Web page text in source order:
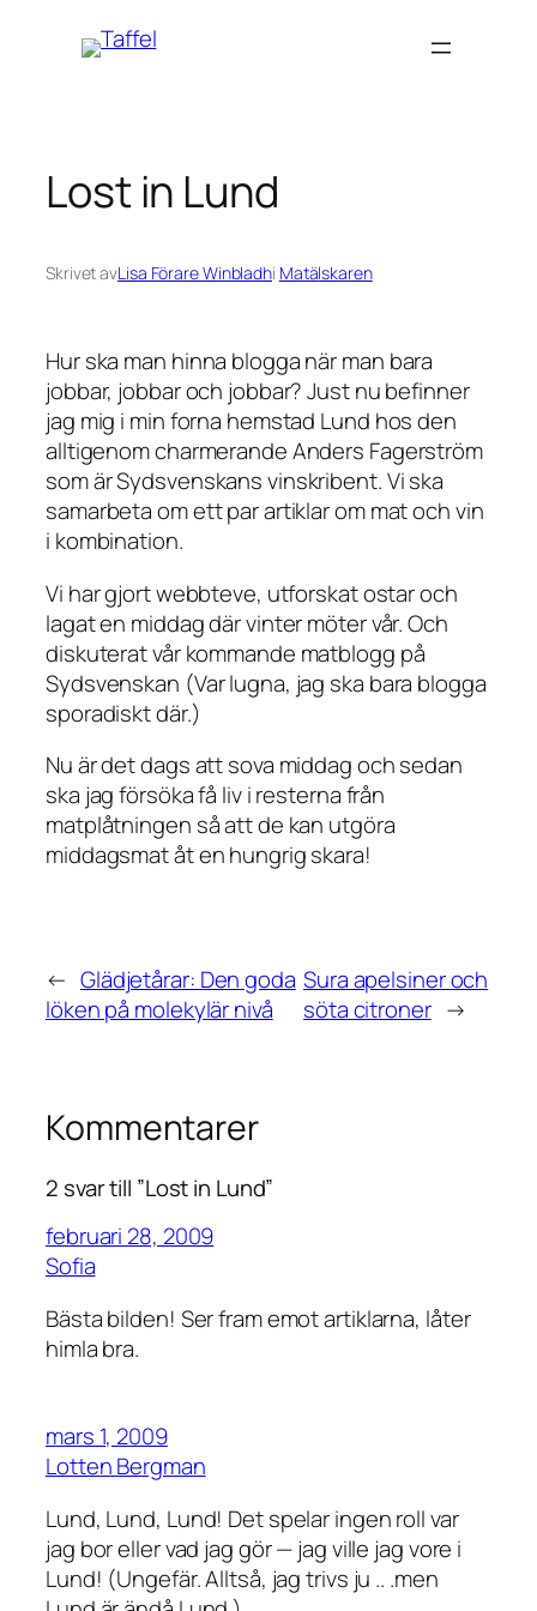
Lost in Lund
Skrivet avLisa Förare Winbladhi Matälskaren
Hur ska man hinna blogga när man bara
jobbar, jobbar och jobbar? Just nu befinner
jag mig i min forna hemstad Lund hos den
alltigenom charmerande Anders Fagerström
som är Sydsvenskans vinskribent. Vi ska
samarbeta om ett par artiklar om mat och vin
i kombination.
Vi har gjort webbteve, utforskat ostar och
lagat en middag där vinter möter vår. Och
diskuterat vår kommande matblogg på
Sydsvenskan (Var lugna, jag ska bara blogga
sporadiskt där.)
Nu är det dags att sova middag och sedan
ska jag försöka få liv i resterna från
matplåtningen så att de kan utgöra
middagsmat åt en hungrig skara!
← Glädjetårar: Den goda
löken på molekylär nivå
Sura apelsiner och
söta citroner →
Kommentarer
2 svar till ”Lost in Lund”
februari 28, 2009
Sofia
Bästa bilden! Ser fram emot artiklarna, låter
himla bra.
mars 1, 2009
Lotten Bergman
Lund, Lund, Lund! Det spelar ingen roll var
jag bor eller vad jag gör — jag ville jag vore i
Lund! (Ungefär. Alltså, jag trivs ju .. .men